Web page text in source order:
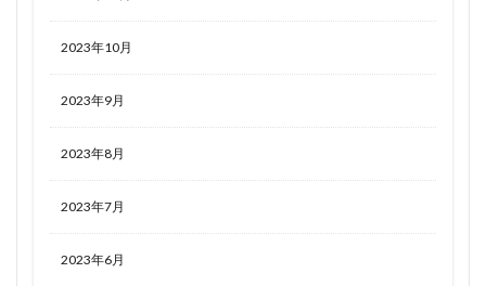
2023年10月
2023年9月
2023年8月
2023年7月
2023年6月